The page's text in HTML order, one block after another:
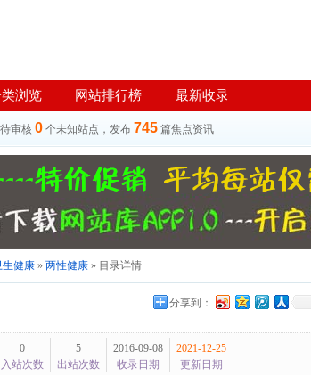
浏览 网站排行榜 最新收录
审核 0 个未知站点，发布 745 篇焦点资讯
生健康 » 两性健康 » 目录详情
分享到：
0
入站次数
5
出站次数
2016-09-08
收录日期
2021-12-25
更新日期